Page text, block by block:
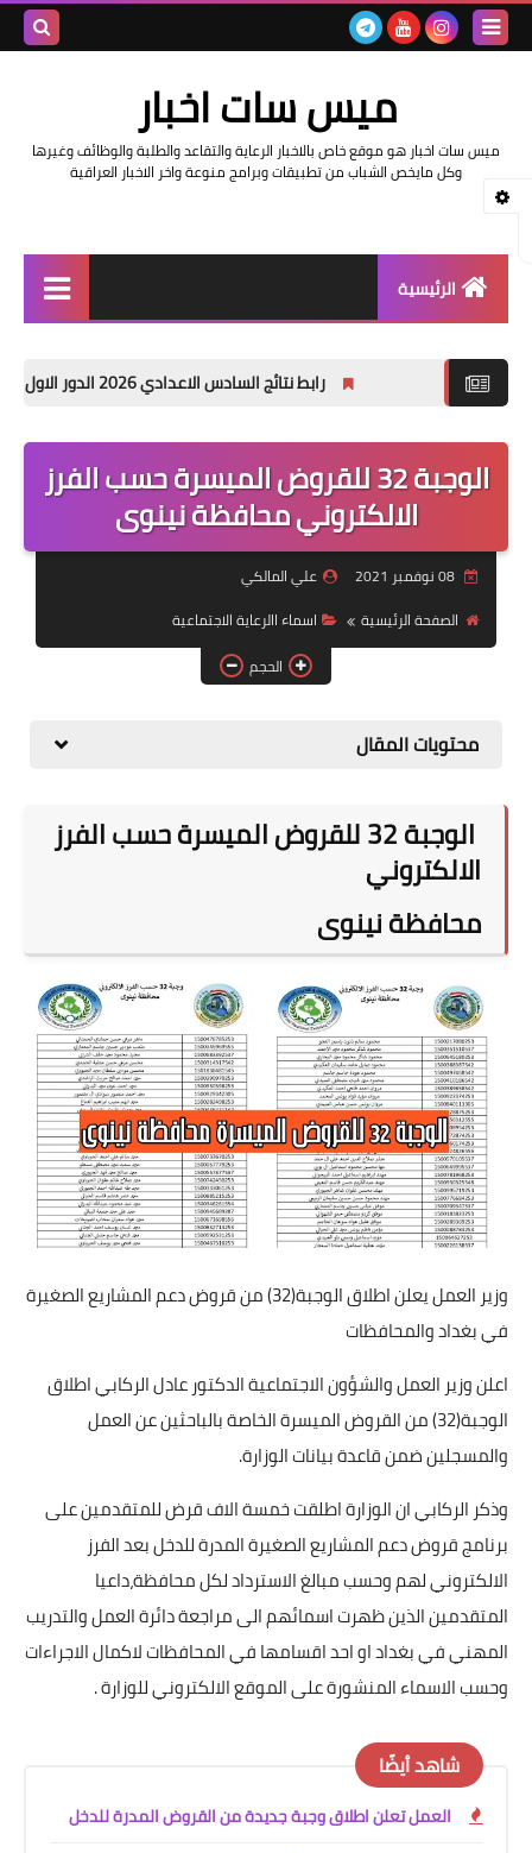
ميس سات اخبار
ميس سات اخبار هو موقع خاص بالاخبار الرعاية والتقاعد والطلبة والوظائف وغيرها
وكل مايخص الشباب من تطبيقات وبرامج منوعة واخر الاخبار العراقية
الرئيسية
اخبار وزارة التربية والتعليم
اخبار وزارة العمل وهيئة
قسم التطبيقات
قطع الاراضي
رابط نتائج السادس الاعدادي 2026 الدور الاول في العراق | موقع نتائجنا
الوجبة 32 للقروض الميسرة حسب الفرز
الالكتروني محافظة نينوى
08 نوفمبر 2021
علي المالكي
الصفحة الرئيسية
اسماء االرعاية الاجتماعية
الحجم
محتويات المقال
الوجبة 32 للقروض الميسرة حسب الفرز
الالكتروني
محافظة نينوى
وزير العمل يعلن اطلاق الوجبة(32) من قروض دعم المشاريع الصغيرة
في بغداد والمحافظات
اعلن وزير العمل والشؤون الاجتماعية الدكتور عادل الركابي اطلاق
الوجبة(32) من القروض الميسرة الخاصة بالباحثين عن العمل
والمسجلين ضمن قاعدة بيانات الوزارة.
وذكر الركابي ان الوزارة اطلقت خمسة الاف قرض للمتقدمين على
برنامج قروض دعم المشاريع الصغيرة المدرة للدخل بعد الفرز
الالكتروني لهم وحسب مبالغ الاسترداد لكل محافظة،داعيا
المتقدمين الذين ظهرت اسمائهم الى مراجعة دائرة العمل والتدريب
المهني في بغداد او احد اقسامها في المحافظات لاكمال الاجراءات
وحسب الاسماء المنشورة على الموقع الالكتروني للوزارة .
شاهد أيضًا
العمل تعلن اطلاق وجبة جديدة من القروض المدرة للدخل